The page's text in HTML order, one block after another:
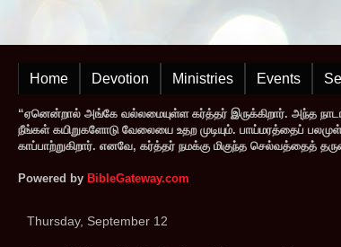
Home Devotion Ministries Events
“ஏனென்றால் அங்கே வல்லமையுள்ள கர்த்தர் இருக்கிறார். அந்த
நீங்கள் கயிறுகளோடு வேலையை உதற முடியும். பாய்மரத்தைப்
காப்பாற்றுகிறார். எனவே, கர்த்தர் நமக்கு மிகுந்த செல்வத்தைத்
Powered by BibleGateway.com
Thursday, September 12